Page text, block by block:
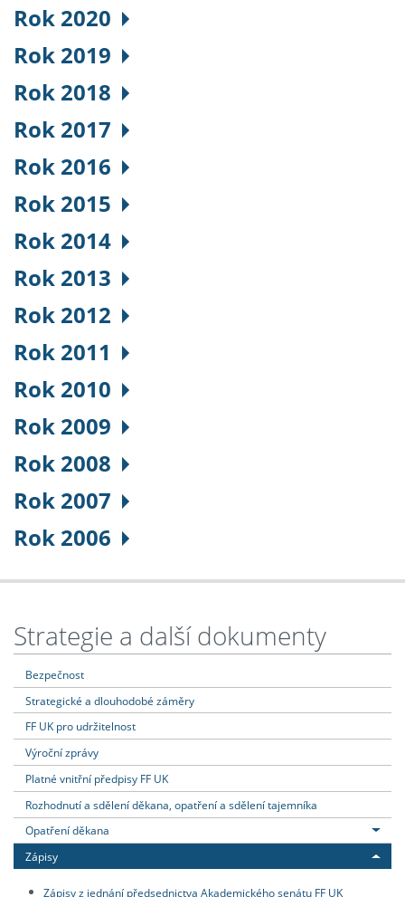
Rok 2020
Rok 2019
Rok 2018
Rok 2017
Rok 2016
Rok 2015
Rok 2014
Rok 2013
Rok 2012
Rok 2011
Rok 2010
Rok 2009
Rok 2008
Rok 2007
Rok 2006
Strategie a další dokumenty
Bezpečnost
Strategické a dlouhodobé záměry
FF UK pro udržitelnost
Výroční zprávy
Platné vnitřní předpisy FF UK
Rozhodnutí a sdělení děkana, opatření a sdělení tajemníka
Opatření děkana
Zápisy
Zápisy z jednání předsednictva Akademického senátu FF UK